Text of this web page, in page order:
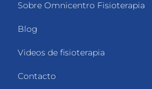
Sobre Omnicentro Fisioterapia
Blog
Videos de fisioterapia
Contacto